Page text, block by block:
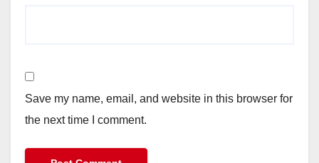
Save my name, email, and website in this browser for
the next time I comment.